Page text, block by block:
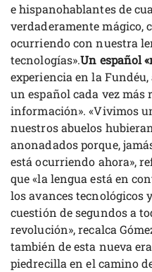
e hispanohablantes de
verdaderamente mágico,
ocurriendo con nuestra
tecnologías».Un español
experiencia en la Fundéu,
un español cada vez más
información». «Vivimos
nuestros abuelos
anonadados porque,
está ocurriendo ahora»,
que «la lengua está en
los avances tecnológicos
cuestión de segundos a
revolución», recalca
también de esta nueva
piedrecilla en el camino